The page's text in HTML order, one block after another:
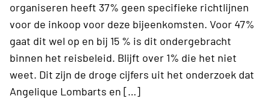
organiseren heeft 37% geen specifieke richtlijnen
voor de inkoop voor deze bijeenkomsten. Voor 47%
gaat dit wel op en bij 15 % is dit ondergebracht
binnen het reisbeleid. Blijft over 1% die het niet
weet. Dit zijn de droge cijfers uit het onderzoek dat
Angelique Lombarts en […]